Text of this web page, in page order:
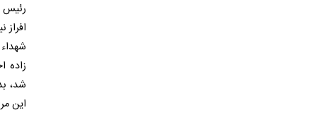
رئیس
زاده
شد،
این